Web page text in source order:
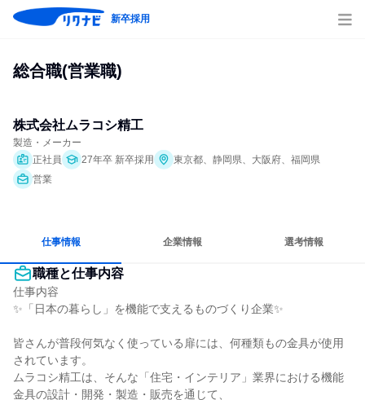
新卒採用
総合職(営業職)
株式会社ムラコシ精工
製造・メーカー
正社員
27年卒 新卒採用
東京都、静岡県、大阪府、福岡県
営業
仕事情報 企業情報 選考情報
職種と仕事内容
仕事内容
✨「日本の暮らし」を機能で支えるものづくり企業✨
皆さんが普段何気なく使っている扉には、何種類もの金具が使用
されています。
ムラコシ精工は、そんな「住宅・インテリア」業界における機能
金具の設計・開発・製造・販売を通じて、